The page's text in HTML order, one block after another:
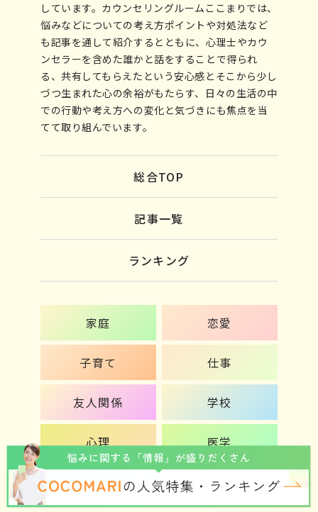
しています。カウンセリングルームここまりでは、
悩みなどについての考え方ポイントや対処法など
も記事を通して紹介するとともに、心理士やカウ
ンセラーを含めた誰かと話をすることで得られ
る、共有してもらえたという安心感とそこから少し
づつ生まれた心の余裕がもたらす、日々の生活の中
での行動や考え方への変化と気づきにも焦点を当
てて取り組んでいます。
総合TOP
記事一覧
ランキング
家庭 恋愛
子育て 仕事
友人関係 学校
心理 医学
企業 コーチング